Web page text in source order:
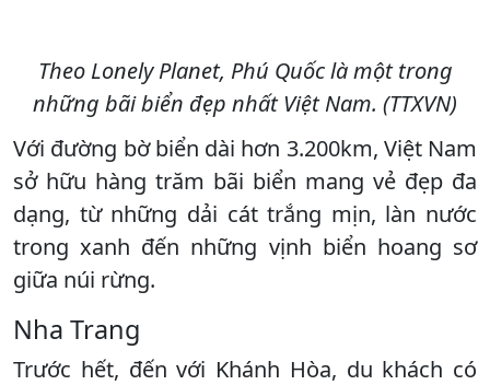
Theo Lonely Planet, Phú Quốc là một trong
những bãi biển đẹp nhất Việt Nam. (TTXVN)
Với đường bờ biển dài hơn 3.200km, Việt Nam
sở hữu hàng trăm bãi biển mang vẻ đẹp đa
dạng, từ những dải cát trắng mịn, làn nước
trong xanh đến những vịnh biển hoang sơ
giữa núi rừng.
Nha Trang
Trước hết, đến với Khánh Hòa, du khách có